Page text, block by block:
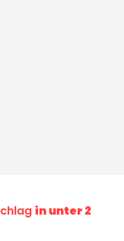
in unter 2